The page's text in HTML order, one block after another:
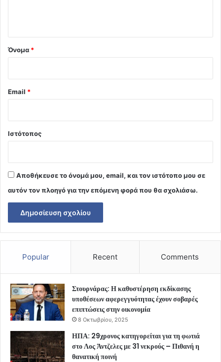
Όνομα *
Email *
Ιστότοπος
Αποθήκευσε το όνομά μου, email, και τον ιστότοπο μου σε
αυτόν τον πλοηγό για την επόμενη φορά που θα σχολιάσω.
Popular Recent Comments
Στουρνάρας: Η καθυστέρηση εκδίκασης
υποθέσεων αφερεγγυότητας έχουν σοβαρές
επιπτώσεις στην οικονομία
8 Οκτωβρίου, 2025
ΗΠΑ: 29χρονος κατηγορείται για τη φωτιά
στο Λος Άντζελες με 31 νεκρούς – Πιθανή η
θανατική ποινή